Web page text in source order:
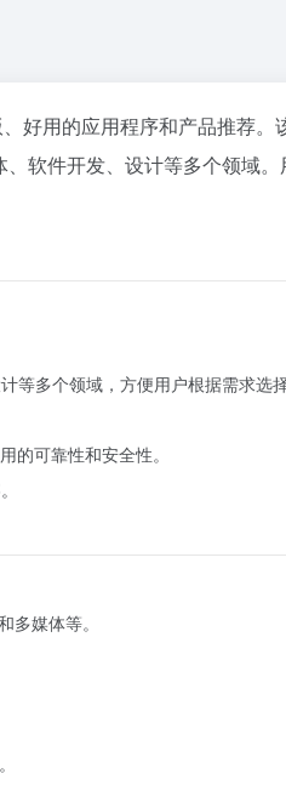
好用的应用程序和产品推荐。
软件开发、设计等多个领域
等多个领域，方便用户根据需求选择
的可靠性和安全性。
媒体等。